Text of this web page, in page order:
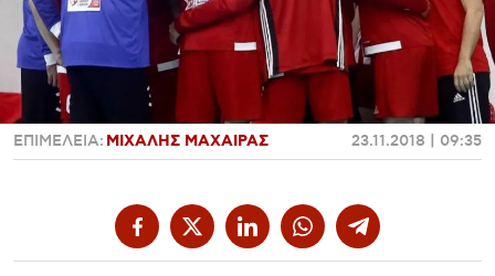
ΕΠΙΜΕΛΕΙΑ: ΜΙΧΑΛΗΣ ΜΑΧΑΙΡΑΣ 23.11.2018 | 09:35
Χαντμπολ